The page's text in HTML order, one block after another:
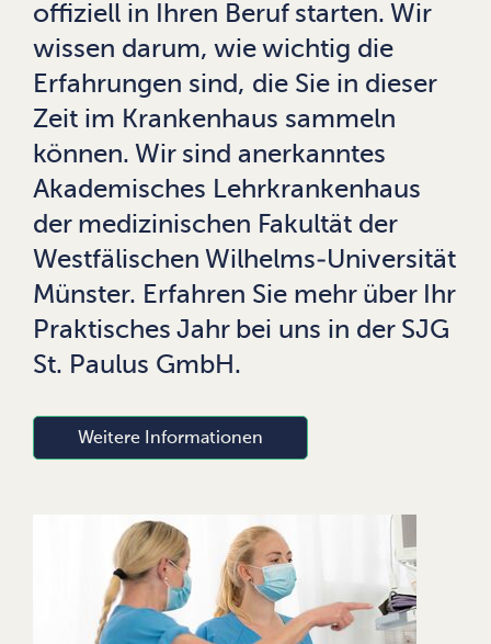
offiziell in Ihren Beruf starten. Wir
wissen darum, wie wichtig die
Erfahrungen sind, die Sie in dieser
Zeit im Krankenhaus sammeln
können. Wir sind anerkanntes
Akademisches Lehrkrankenhaus
der medizinischen Fakultät der
Westfälischen Wilhelms-Universität
Münster. Erfahren Sie mehr über Ihr
Praktisches Jahr bei uns in der SJG
St. Paulus GmbH.
Weitere Informationen